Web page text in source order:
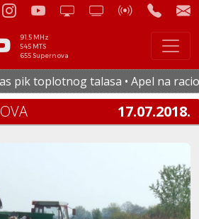
91.5 MHz
545 MTS
655 Supernova
toplotnog talasa • Apel na
17.07.2018.